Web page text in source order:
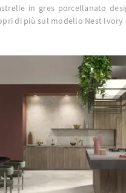
in gres porcellanato
di più sul modello Nest Ivory